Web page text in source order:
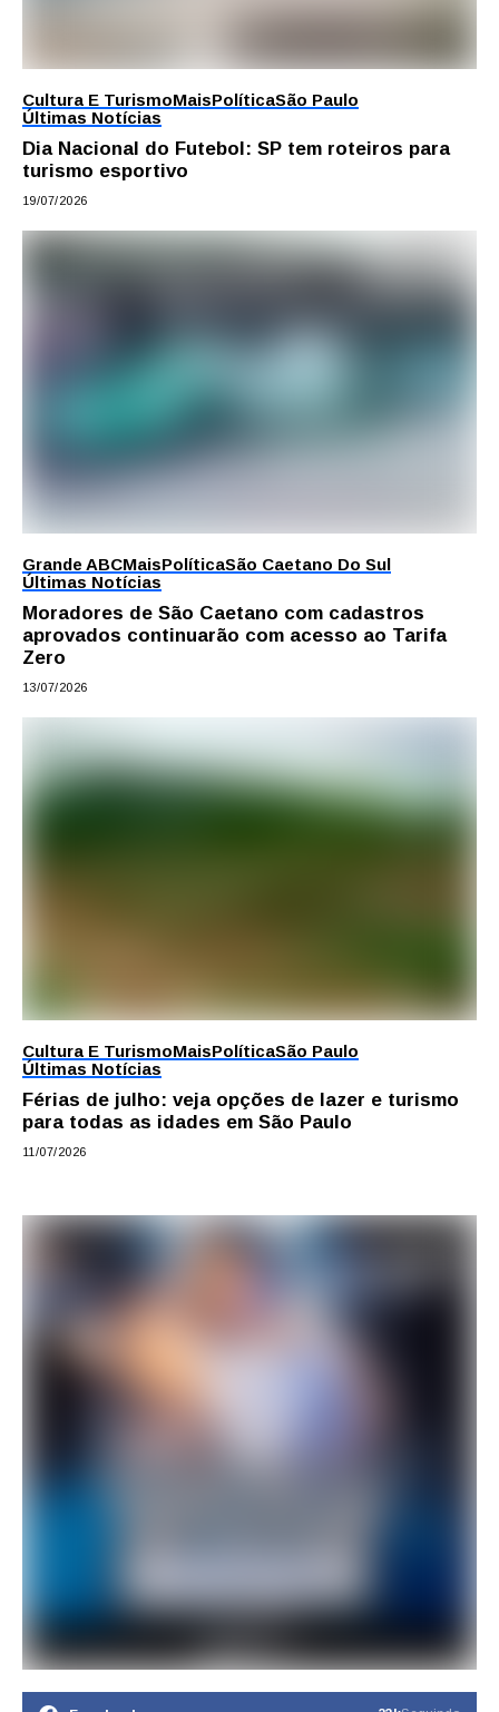
Cultura E TurismoMaisPolíticaSão Paulo
Últimas Notícias
Dia Nacional do Futebol: SP tem roteiros para
turismo esportivo
19/07/2026
Grande ABCMaisPolíticaSão Caetano Do Sul
Últimas Notícias
Moradores de São Caetano com cadastros
aprovados continuarão com acesso ao Tarifa
Zero
13/07/2026
Cultura E TurismoMaisPolíticaSão Paulo
Últimas Notícias
Férias de julho: veja opções de lazer e turismo
para todas as idades em São Paulo
11/07/2026